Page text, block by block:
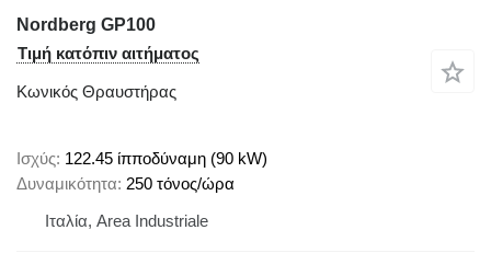
Nordberg GP100
Τιμή κατόπιν αιτήματος
Κωνικός Θραυστήρας
Ισχύς 122.45 ίπποδύναμη (90 kW)
Δυναμικότητα 250 τόνος/ώρα
Ιταλία, Area Industriale